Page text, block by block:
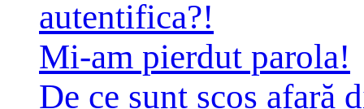
autentifica?!
Mi-am pierdut parola!
De ce sunt scos afară